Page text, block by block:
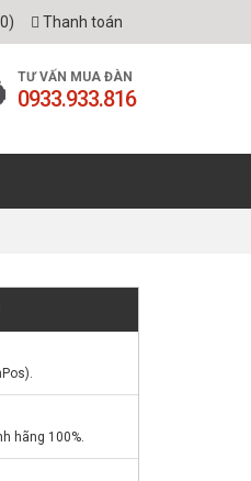
Thanh toán
0)
TƯ VẤN MUA ĐÀN
0933.933.816
hãng 100%.